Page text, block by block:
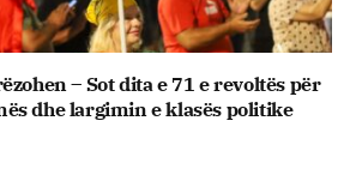
– Sot dita e 71 e revoltës për
dhe largimin e klasës politike